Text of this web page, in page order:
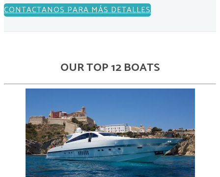
CONTACTANOS PARA MÁS DETALLES
OUR TOP 12 BOATS